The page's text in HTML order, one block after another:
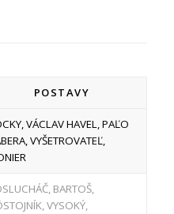
POSTAVY
VÁCLAV HAVEL, PAĽO
VYŠETROVATEĽ,
BARTOŠ,
VYSOKÝ,